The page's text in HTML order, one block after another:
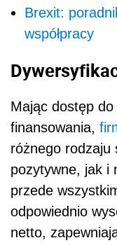
Brexit:
współpracy
Mając dostęp
finansowania,
różnego rodzaju
pozytywne, jak i
przede
odpowiednio
netto,